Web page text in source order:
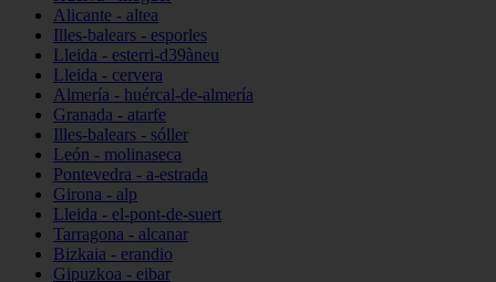
Alicante - altea
Illes-balears - esporles
Lleida - esterri-d39àneu
Lleida - cervera
Almería - huércal-de-almería
Granada - atarfe
Illes-balears - sóller
León - molinaseca
Pontevedra - a-estrada
Girona - alp
Lleida - el-pont-de-suert
Tarragona - alcanar
Bizkaia - erandio
Gipuzkoa - eibar